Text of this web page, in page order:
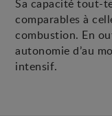
Sa capacité tout-
comparables à
combustion. En
autonomie d’au
intensif.